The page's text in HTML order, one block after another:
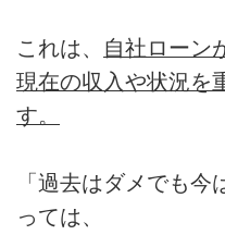
これは、 自社ローン
現在の収入や状況を
す。
「過去はダメでも今
っては、